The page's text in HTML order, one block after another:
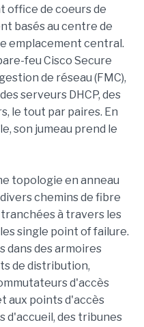
office de coeurs de
basés au centre de
emplacement central.
feu Cisco Secure
de réseau (FMC),
serveurs DHCP, des
le tout par paires. En
son jumeau prend le
topologie en anneau
chemins de fibre
à travers les
single point of failure.
dans des armoires
de distribution,
d'accès
aux points d'accès
d'accueil, des tribunes